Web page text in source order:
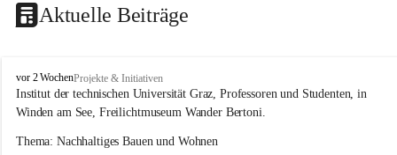
Aktuelle Beiträge
W
i
n
e
vor 2 WochenProjekte & Initiativen
Institut der technischen Universität Graz, Professoren und Studenten, in
Winden am See, Freilichtmuseum Wander Bertoni.
Thema: Nachhaltiges Bauen und Wohnen